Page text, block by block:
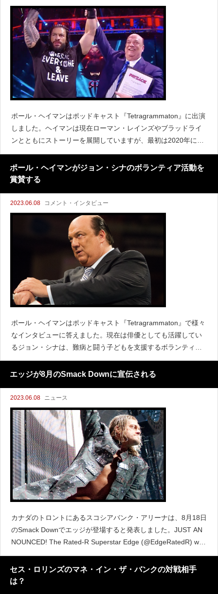
ポール・ヘイマンはポッドキャスト『Tetragrammaton』に出演
しました。ヘイマンは現在ローマン・レインズやブラッドライ
ンとともにストーリーを展開していますが、最初は2020年にレ
インズとペアを組んだことが始まりでした。ヘイマンはレイン
ズとのストーリーをスタートさせた経緯につい
ポール・ヘイマンがジョン・シナのボランティア活動を
賞賛する
2023.06.08 コメント・インタビュー
ポール・ヘイマンはポッドキャスト『Tetragrammaton』で様々
なインタビューに答えました。現在は俳優としても活躍してい
るジョン・シナは、難病と闘う子どもを支援するボランティア
団体のメイク・ア・ウィッシュの活動に以前から力を入れてい
ます。当初シナは活動を公にすることを望まなかっ
エッジが8月のSmack Downに宣伝される
2023.06.08 ニュース
カナダのトロントにあるスコシアバンク・アリーナは、8月18日
のSmack Downでエッジが登場すると発表しました。JUST AN
NOUNCED! The Rated-R Superstar Edge (@EdgeRatedR) will
be live in Toronto for Fri
セス・ロリンズのマネ・イン・ザ・バンクの対戦相手
は？